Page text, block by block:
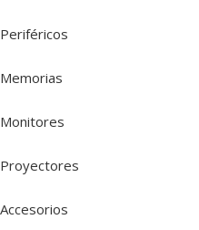
Periféricos
Memorias
Monitores
Proyectores
Accesorios